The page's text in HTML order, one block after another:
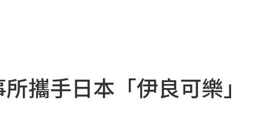
攜手日本「伊良可樂」